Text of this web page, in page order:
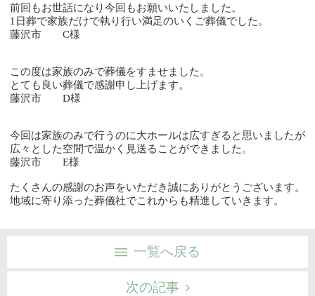
前回もお世話になり今回もお願いいたしました。
1日葬で家族だけで執り行い満足のいくご葬儀でした。
藤沢市 C様
この度は家族のみで葬儀をすませました。
とても良い葬儀で感謝申し上げます。
藤沢市 D様
今回は家族のみで行うのに大ホールは広すぎると思いましたが
広々とした空間で温かく見送ることができました。
藤沢市 E様
たくさんの感謝のお声をいただき誠にありがとうございます。
地域に寄り添った葬儀社でこれからも精進していきます。
一覧へ戻る
次の記事